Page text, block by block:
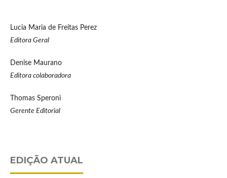
Lucia Maria de Freitas Perez
Editora Geral
Denise Maurano
Editora colaboradora
Thomas Speroni
Gerente Editorial
EDIÇÃO ATUAL